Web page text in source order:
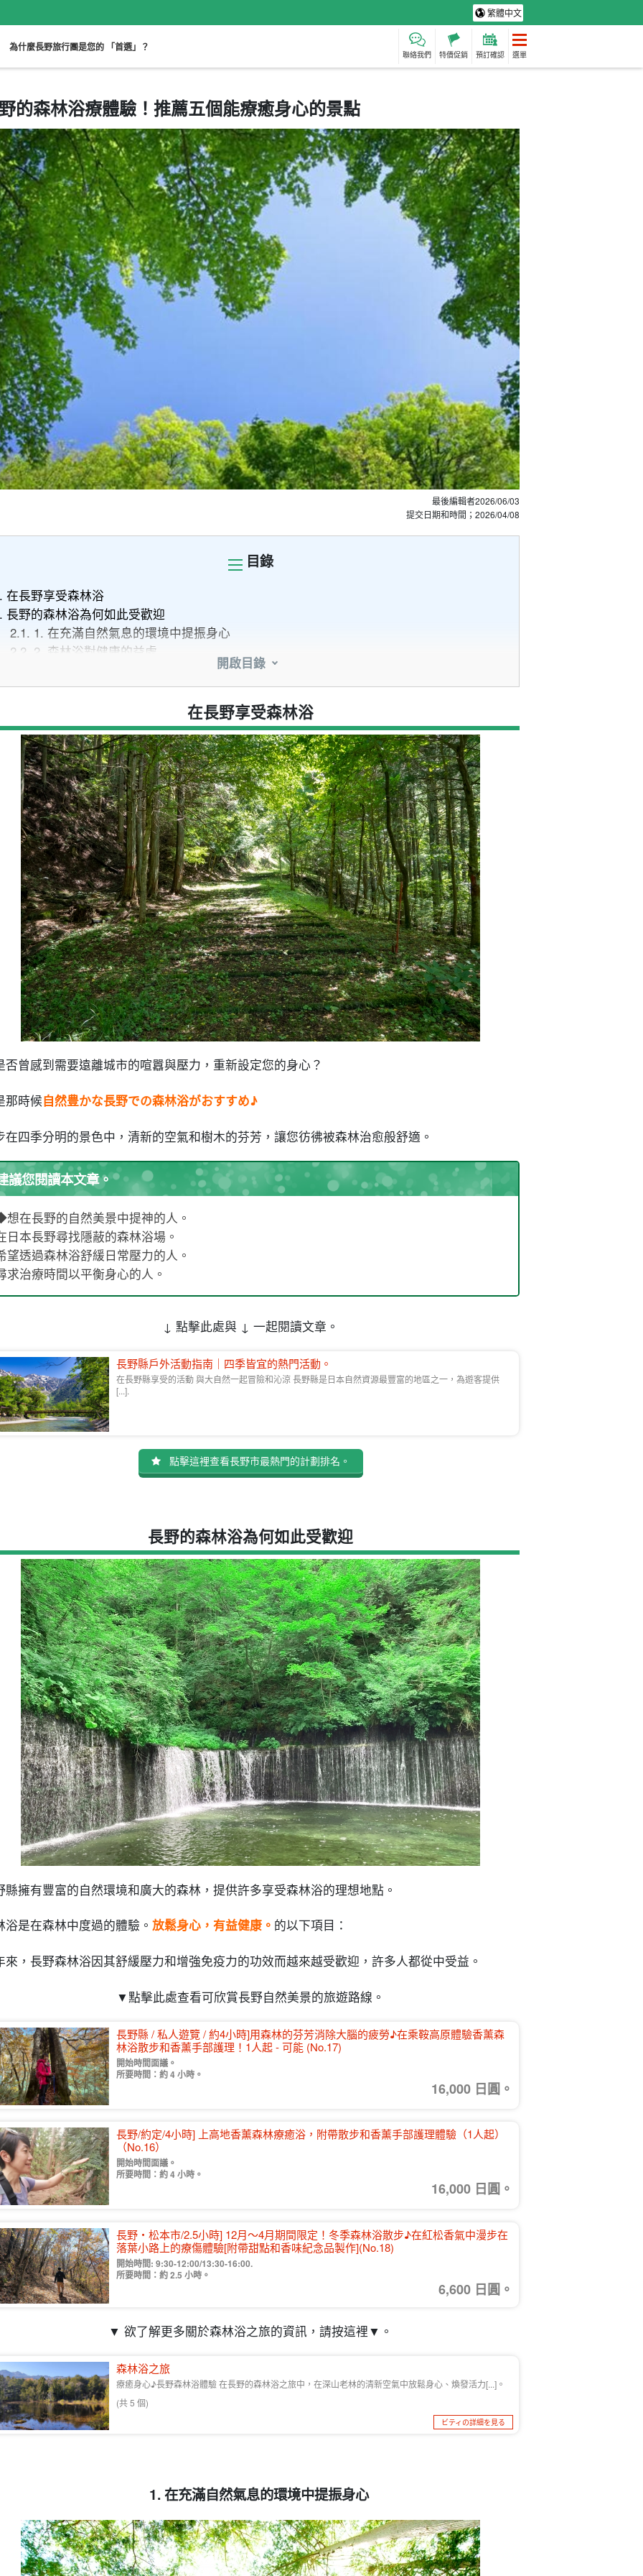
繁體中文
為什麼長野旅行團是您的 「首選」？
聯絡我們 特價促銷 預訂確認 選單
雪上活動 單車 田徑 可單獨參與
的森林浴療體驗！推薦五個能療癒身心的景點
最後編輯者2026/06/03
提交日期和時間； 2026/04/08
目錄
在長野享受森林浴
長野的森林浴為何如此受歡迎
2.1. 1. 在充滿自然氣息的環境中提振身心
2.2. 2. 森林浴對健康的益處
長野推薦的森林浴場
1. 赤澤自然休閒林（上松町）
4.2.2.戶加壽森林植物園（長野）
4.3.3.上高地田代池（松本市）
4.4.4. Atera 山谷 (Ouwa村)
4.5.5.Tsugaike自然公園（小谷村）
森林浴對身心的益處
5.1.1. 減輕壓力
5.2.2. 提高免疫力
5.3.3. 降低血壓
5.4.4. 精神提振
在日本長野享受森林浴的貼士
6.1.1. 穿著舒適、天氣適合的衣服
6.2.2. 放輕鬆，邊走邊休息
6.3.3. 盡量減少使用電話和相機
6.4.4. 別忘了採取驅蟲措施
6.5.5. 隨時把垃圾帶回家
6.6.6. 檢查當地天氣和資訊
摘要
開啟目錄
在長野享受森林浴
否曾感到需要遠離城市的喧囂與壓力，重新設定您的身心？
那時候自然豊かな長野での森林浴がおすすめ♪
在四季分明的景色中，清新的空氣和樹木的芬芳，讓您彷彿被森林治愈般舒適。
議您閱讀本文章。
在長野的自然美景中提神的人。
日本長野尋找隱蔽的森林浴場。
望透過森林浴舒緩日常壓力的人。
求治療時間以平衡身心的人。
↓ 點擊此處與 ↓ 一起閱讀文章。
長野縣戶外活動指南｜四季皆宜的熱門活動。
在長野縣享受的活動 與大自然一起冒險和沁涼 長野縣是日本自然資源最豐富的地區之一，為遊客提供
[...].
點擊這裡查看長野市最熱門的計劃排名。
長野的森林浴為何如此受歡迎
縣擁有豐富的自然環境和廣大的森林，提供許多享受森林浴的理想地點。
浴是在森林中度過的體驗。 放鬆身心，有益健康。 的以下項目：
來，長野森林浴因其舒緩壓力和增強免疫力的功效而越來越受歡迎，許多人都從中受益。
▼點擊此處查看可欣賞長野自然美景的旅遊路線。
長野縣 / 私人遊覽 / 約4小時]用森林的芬芳消除大腦的疲勞♪在乘鞍高原體驗香薰森
林浴散步和香薰手部護理！1人起 - 可能 (No.17)
開始時間面議。
所要時間：約 4 小時。
16,000 日圓。
長野/約定/4小時] 上高地香薰森林療癒浴，附帶散步和香薰手部護理體驗（1人起）
（No.16）
開始時間面議。
所要時間：約 4 小時。
16,000 日圓。
長野・松本市/2.5小時] 12月～4月期間限定！冬季森林浴散步♪在紅松香氣中漫步在
落葉小路上的療傷體驗[附帶甜點和香味紀念品製作](No.18)
開始時間: 9:30-12:00/13:30-16:00.
所要時間：約 2.5 小時。
6,600 日圓。
▼ 欲了解更多關於森林浴之旅的資訊，請按這裡▼。
森林浴之旅
療癒身心♪長野森林浴體驗 在長野的森林浴之旅中，在深山老林的清新空氣中放鬆身心、煥發活力[...]。
(共 5 個)
ビティの詳細を見る
1. 在充滿自然氣息的環境中提振身心